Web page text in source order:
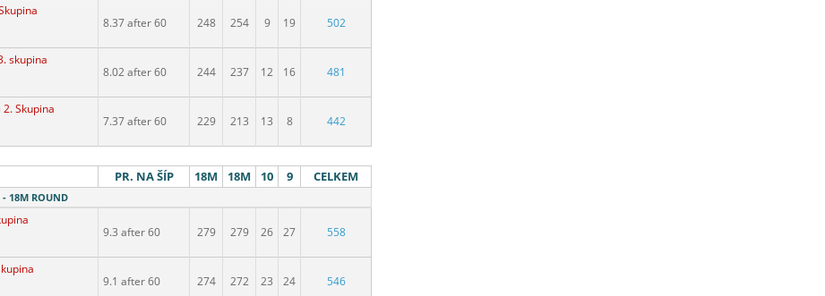
8.37 after 60 248 254 9 19 502
skupina
8.02 after 60 244 237 12 16 481
2. Skupina
7.37 after 60 229 213 13 8 442
PR. NA ŠÍP 18M 18M 10 9 CELKEM
- 18M ROUND
9.3 after 60 279 279 26 27 558
9.1 after 60 274 272 23 24 546